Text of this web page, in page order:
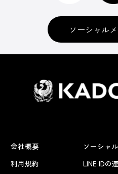
ソーシャル
会社概要
利用規約
ソーシャ
LINE IDの